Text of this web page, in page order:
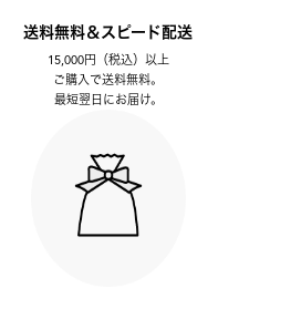
送料無料＆スピード配送
15,000円（税込）以上
ご購入で送料無料。
最短翌日にお届け。